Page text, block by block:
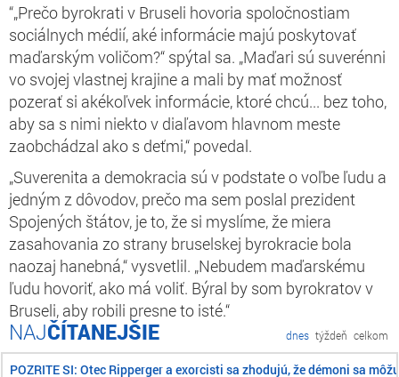
“„Prečo byrokrati v Bruseli hovoria spoločnostiam
sociálnych médií, aké informácie majú poskytovať
maďarským voličom?“ spýtal sa. „Maďari sú suverénni
vo svojej vlastnej krajine a mali by mať možnosť
pozerať si akékoľvek informácie, ktoré chcú... bez toho,
aby sa s nimi niekto v diaľavom hlavnom meste
zaobchádzal ako s deťmi,“ povedal.
„Suverenita a demokracia sú v podstate o voľbe ľudu a
jedným z dôvodov, prečo ma sem poslal prezident
Spojených štátov, je to, že si myslíme, že miera
zasahovania zo strany bruselskej byrokracie bola
naozaj hanebná,“ vysvetlil. „Nebudem maďarskému
ľudu hovoriť, ako má voliť. Býral by som byrokratov v
Bruseli, aby robili presne to isté.“
ČÍTANEJŠIE dnes týždeň celkom
POZRITE SI: Otec Ripperger a exorcisti sa zhodujú, že démoni sa